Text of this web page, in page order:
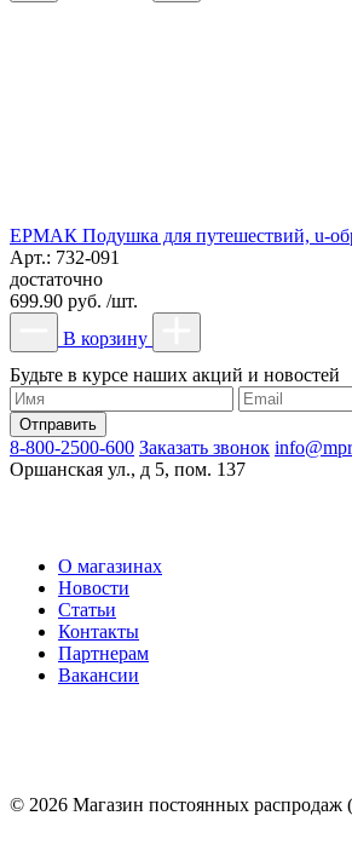
ЕРМАК Подушка для путешествий, u-
Арт.: 732-091
достаточно
699.90 руб. /шт.
В корзину
Будьте в курсе наших акций и новостей
8-800-2500-600 Заказать звонок
Оршанская ул., д 5, пом. 137
О магазинах
Новости
Статьи
Контакты
Партнерам
Вакансии
© 2026 Магазин постоянных